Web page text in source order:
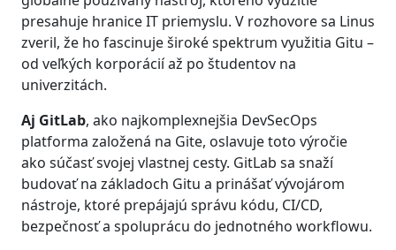
presahuje hranice IT priemyslu. V rozhovore sa Linus
zveril, že ho fascinuje široké spektrum využitia Gitu –
od veľkých korporácií až po študentov na
univerzitách.
Aj GitLab, ako najkomplexnejšia DevSecOps
platforma založená na Gite, oslavuje toto výročie
ako súčasť svojej vlastnej cesty. GitLab sa snaží
budovať na základoch Gitu a prinášať vývojárom
nástroje, ktoré prepájajú správu kódu, CI/CD,
bezpečnosť a spoluprácu do jednotného workflowu.